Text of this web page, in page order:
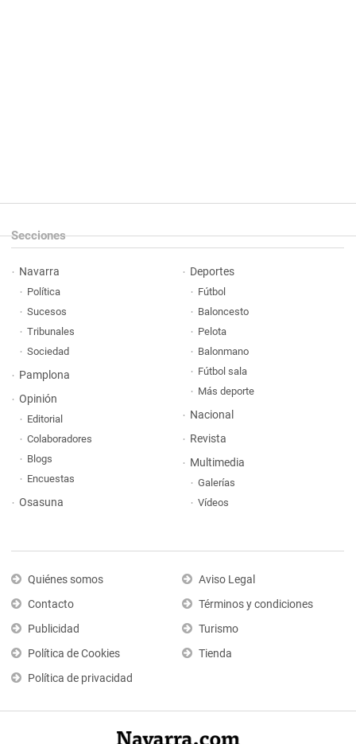
Secciones
Navarra
Política
Sucesos
Tribunales
Sociedad
Pamplona
Opinión
Editorial
Colaboradores
Blogs
Encuestas
Osasuna
Deportes
Fútbol
Baloncesto
Pelota
Balonmano
Fútbol sala
Más deporte
Nacional
Revista
Multimedia
Galerías
Vídeos
Quiénes somos
Contacto
Publicidad
Política de Cookies
Política de privacidad
Aviso Legal
Términos y condiciones
Turismo
Tienda